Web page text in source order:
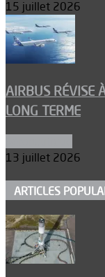
15 juillet 2026
AIRBUS RÉVISE
LONG TERME
13 juillet 2026
ARTICLES